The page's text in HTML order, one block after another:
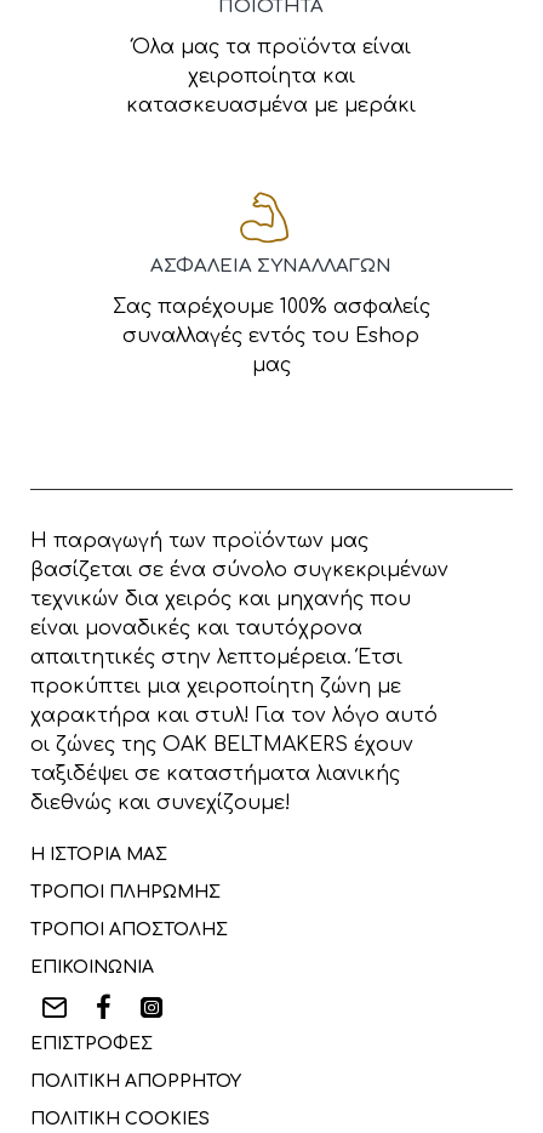
ΠΟΙΟΤΗΤΑ
Όλα μας τα προϊόντα είναι
χειροποίητα και
κατασκευασμένα με μεράκι
ΑΣΦΑΛΕΙΑ ΣΥΝΑΛΛΑΓΩΝ
Σας παρέχουμε 100% ασφαλείς
συναλλαγές εντός του Eshop
μας
Η παραγωγή των προϊόντων μας
βασίζεται σε ένα σύνολο συγκεκριμένων
τεχνικών δια χειρός και μηχανής που
είναι μοναδικές και ταυτόχρονα
απαιτητικές στην λεπτομέρεια. Έτσι
προκύπτει μια χειροποίητη ζώνη με
χαρακτήρα και στυλ! Για τον λόγο αυτό
οι ζώνες της OAK BELTMAKERS έχουν
ταξιδέψει σε καταστήματα λιανικής
διεθνώς και συνεχίζουμε!
Η ΙΣΤΟΡΙΑ ΜΑΣ
ΤΡΟΠΟΙ ΠΛΗΡΩΜΗΣ
ΤΡΟΠΟΙ ΑΠΟΣΤΟΛΗΣ
ΕΠΙΚΟΙΝΩΝΙΑ
ΕΠΙΣΤΡΟΦΕΣ
ΠΟΛΙΤΙΚΗ ΑΠΟΡΡΗΤΟΥ
ΠΟΛΙΤΙΚΗ COOKIES